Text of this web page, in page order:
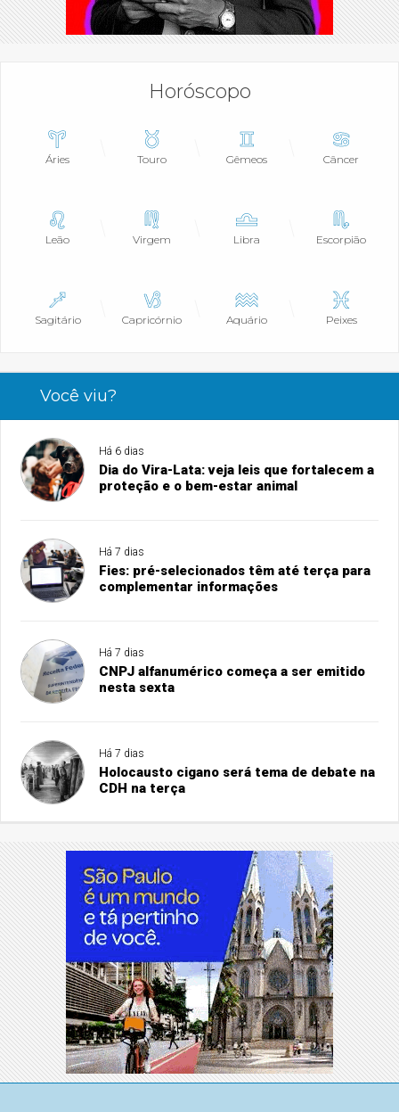
Horóscopo
Áries Touro Gêmeos Câncer
Leão Virgem Libra Escorpião
Sagitário Capricórnio Aquário Peixes
Você viu?
Há 6 dias
Dia do Vira-Lata: veja leis que fortalecem a
proteção e o bem-estar animal
Há 7 dias
Fies: pré-selecionados têm até terça para
complementar informações
Há 7 dias
CNPJ alfanumérico começa a ser emitido
nesta sexta
Há 7 dias
Holocausto cigano será tema de debate na
CDH na terça